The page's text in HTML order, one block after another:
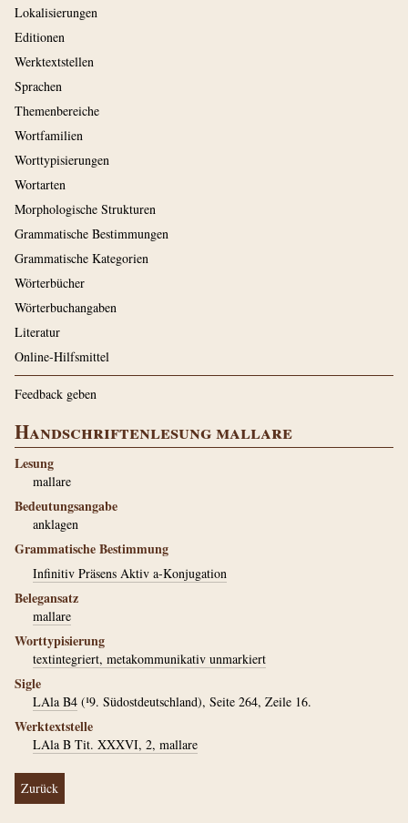
Lokalisierungen
Editionen
Werktextstellen
Sprachen
Themenbereiche
Wortfamilien
Worttypisierungen
Wortarten
Morphologische Strukturen
Grammatische Bestimmungen
Grammatische Kategorien
Wörterbücher
Wörterbuchangaben
Literatur
Online-Hilfsmittel
Feedback geben
Handschriftenlesung mallare
Lesung
mallare
Bedeutungsangabe
anklagen
Grammatische Bestimmung
Infinitiv Präsens Aktiv a-Konjugation
Belegansatz
mallare
Worttypisierung
textintegriert, metakommunikativ unmarkiert
Sigle
LAla B4 (¹9. Südostdeutschland), Seite 264, Zeile 16.
Werktextstelle
LAla B Tit. XXXVI, 2, mallare
Zurück